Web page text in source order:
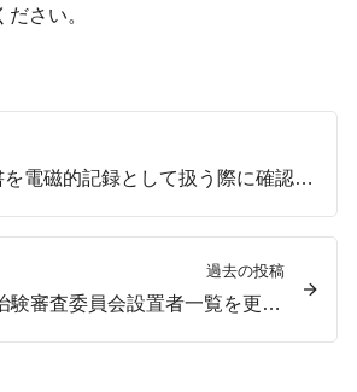
ださい。
過去の投稿
厚生連病院共同治験審査委員会設置者一覧を更新しました。
治験関連文書を電磁的記録として扱う際に確認すべきチェックリストを更新しました。